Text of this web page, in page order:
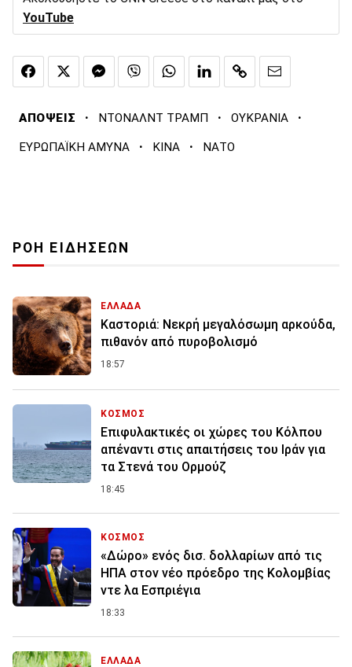
YouTube
ΑΠΟΨΕΙΣ · ΝΤΟΝΑΛΝΤ ΤΡΑΜΠ · ΟΥΚΡΑΝΙΑ ·
ΕΥΡΩΠΑΪΚΗ ΑΜΥΝΑ · ΚΙΝΑ · ΝΑΤΟ
ΡΟΗ ΕΙΔΗΣΕΩΝ
ΕΛΛΑΔΑ
Καστοριά: Νεκρή μεγαλόσωμη αρκούδα,
πιθανόν από πυροβολισμό
18:57
ΚΟΣΜΟΣ
Επιφυλακτικές οι χώρες του Κόλπου
απέναντι στις απαιτήσεις του Ιράν για
τα Στενά του Ορμούζ
18:45
ΚΟΣΜΟΣ
«Δώρο» ενός δισ. δολλαρίων από τις
ΗΠΑ στον νέο πρόεδρο της Κολομβίας
ντε λα Εσπριέγια
18:33
ΕΛΛΑΔΑ